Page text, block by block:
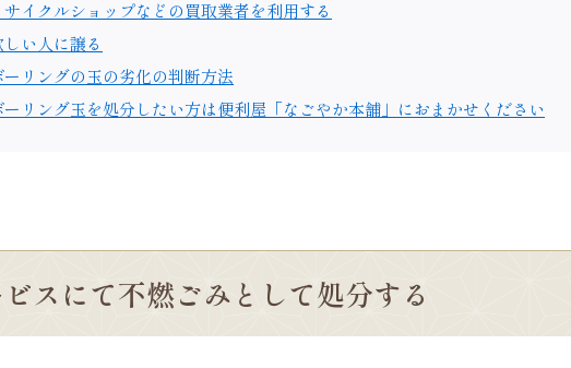
サイクルショップなどの買取業者を利用する
い人に譲る
ーリングの玉の劣化の判断方法
ーリング玉を処分したい方は便利屋「なごやか本舗」におまかせください
スにて不燃ごみとして処分する